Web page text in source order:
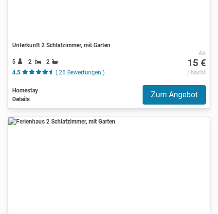
Unterkunft 2 Schlafzimmer, mit Garten
5 2
2
4.5
( 26 Bewertungen )
Ab
15 €
/ Nacht
Homestay
Details
Zum Angebot